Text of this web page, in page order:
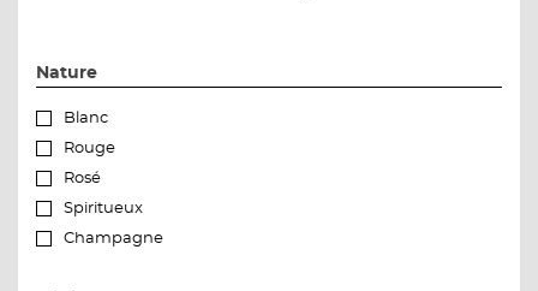
Nature
Blanc
Rouge
Rosé
Spiritueux
Champagne